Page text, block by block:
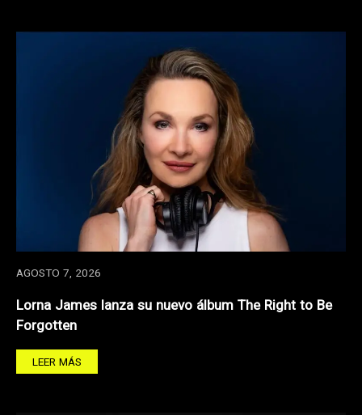
AGOSTO 7, 2026
Lorna James lanza su nuevo álbum The Right to Be
Forgotten
LEER MÁS